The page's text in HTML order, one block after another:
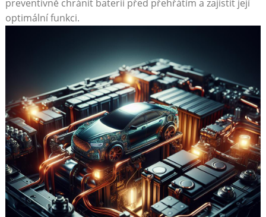
preventivně chránit baterii před přehřátím a zajistit ‌její
optimální funkci.